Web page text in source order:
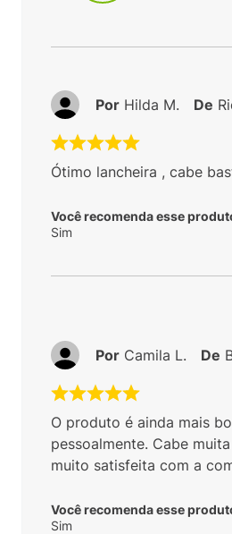
Ótimo lancheira , cabe
Você recomenda esse
Sim
Por Hilda M. De
O produto é ainda mais
pessoalmente. Cabe
muito satisfeita com a
Você recomenda esse
Sim
Por Camila L. De